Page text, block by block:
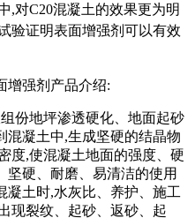
,对C20混凝土的效果更为明
验证明表面增强剂可以有效
增强剂产品介绍:
份地坪渗透硬化、地面起砂
混凝土中,生成坚硬的结晶物
度,使混凝土地面的强度、硬
坚硬、耐磨、易清洁的使用
凝土时,水灰比、养护、施工
现裂纹、起砂、返砂、起